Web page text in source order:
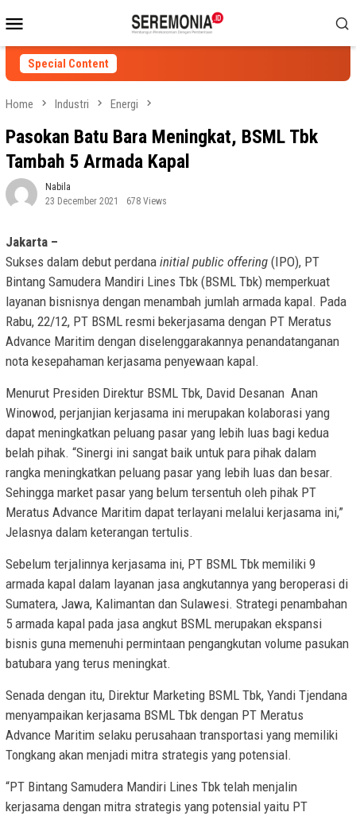
to
contentMenu
Special Content
Home Industri Energi
Pasokan Batu Bara Meningkat, BSML Tbk
Tambah 5 Armada Kapal
Nabila
23 December 2021
678 Views
Jakarta –
Sukses dalam debut perdana initial public offering (IPO), PT
Bintang Samudera Mandiri Lines Tbk (BSML Tbk) memperkuat
layanan bisnisnya dengan menambah jumlah armada kapal. Pada
Rabu, 22/12, PT BSML resmi bekerjasama dengan PT Meratus
Advance Maritim dengan diselenggarakannya penandatanganan
nota kesepahaman kerjasama penyewaan kapal.
Menurut Presiden Direktur BSML Tbk, David Desanan Anan
Winowod, perjanjian kerjasama ini merupakan kolaborasi yang
dapat meningkatkan peluang pasar yang lebih luas bagi kedua
belah pihak. “Sinergi ini sangat baik untuk para pihak dalam
rangka meningkatkan peluang pasar yang lebih luas dan besar.
Sehingga market pasar yang belum tersentuh oleh pihak PT
Meratus Advance Maritim dapat terlayani melalui kerjasama ini,”
Jelasnya dalam keterangan tertulis.
Sebelum terjalinnya kerjasama ini, PT BSML Tbk memiliki 9
armada kapal dalam layanan jasa angkutannya yang beroperasi di
Sumatera, Jawa, Kalimantan dan Sulawesi. Strategi penambahan
5 armada kapal pada jasa angkut BSML merupakan ekspansi
bisnis guna memenuhi permintaan pengangkutan volume pasukan
batubara yang terus meningkat.
Senada dengan itu, Direktur Marketing BSML Tbk, Yandi Tjendana
menyampaikan kerjasama BSML Tbk dengan PT Meratus
Advance Maritim selaku perusahaan transportasi yang memiliki
Tongkang akan menjadi mitra strategis yang potensial.
“PT Bintang Samudera Mandiri Lines Tbk telah menjalin
kerjasama dengan mitra strategis yang potensial yaitu PT